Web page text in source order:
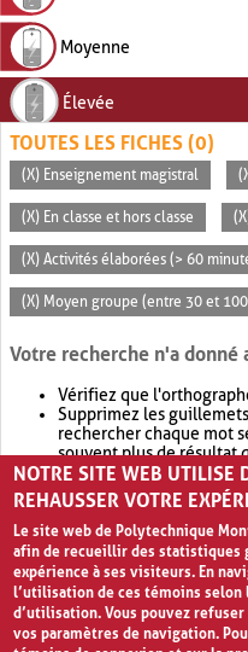
Moyenne
Élevée
TOUTES LES FICHES (0)
(X) Enseignement magistral
(X) En classe et hors classe
(X) Activités élaborées (> 60
(X) Moyen groupe (entre 30 et
Votre recherche n'a donné
Vérifiez que
Supprimez les
rechercher chaque mot
souvent plus de résultat
Envisagez d'élargir votre
retournera souvent plus
NOTRE SITE WEB UTILISE
REHAUSSER VOTRE
Le site web de Polytechnique
afin de recueillir des
expérience à ses visiteurs. En
l’utilisation de ces témoins
d’utilisation. Vous pouvez
vos paramètres de navigation.